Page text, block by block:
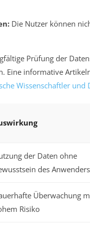
Die Nutzer können
Prüfung der
Eine informative
Wissenschaftler und
der Daten ohne
des Anwenders
Überwachung
Risiko